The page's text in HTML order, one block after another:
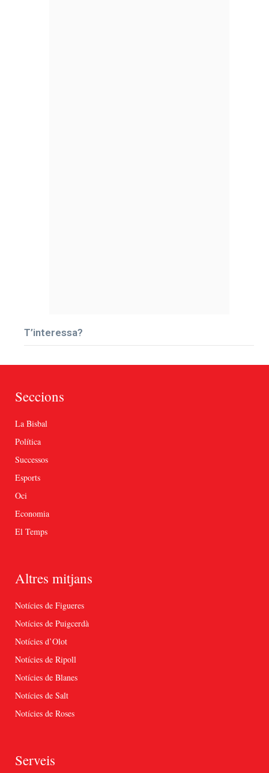
T’interessa?
Seccions
La Bisbal
Política
Successos
Esports
Oci
Economia
El Temps
Altres mitjans
Notícies de Figueres
Notícies de Puigcerdà
Notícies d’Olot
Notícies de Ripoll
Notícies de Blanes
Notícies de Salt
Notícies de Roses
Serveis